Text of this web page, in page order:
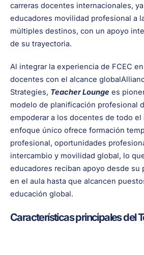
carreras docentes internacionales,
educadores movilidad profesional a
múltiples destinos, con un apoyo
de su trayectoria.
Al integrar la experiencia de FCEC
docentes con el alcance
Strategies, Teacher Lounge es
modelo de planificación profesional
empoderar a los docentes de todo el
enfoque único ofrece formación
profesional, oportunidades
intercambio y movilidad global, lo
educadores reciban apoyo desde su
en el aula hasta que alcancen
educación global.
Características principales del